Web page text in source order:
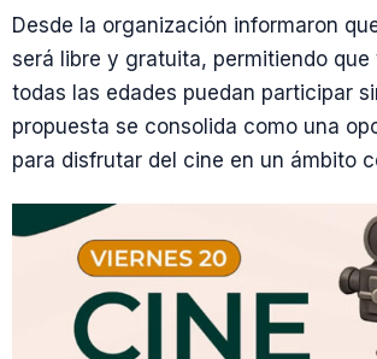
Desde la organización informaron
será libre y gratuita, permitiendo que
todas las edades puedan participar
propuesta se consolida como una
para disfrutar del cine en un ámbito